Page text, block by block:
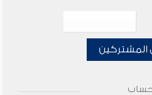
المشتركين